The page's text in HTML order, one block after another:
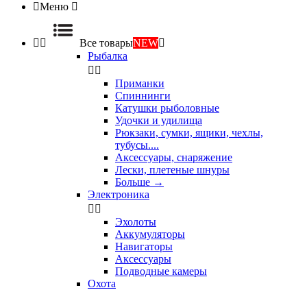
Меню 
  Все товарыNEW
Рыбалка
 
Приманки
Спиннинги
Катушки рыболовные
Удочки и удилища
Рюкзаки, сумки, ящики, чехлы,
тубусы....
Аксессуары, снаряжение
Лески, плетеные шнуры
Больше →
Электроника
 
Эхолоты
Аккумуляторы
Навигаторы
Аксессуары
Подводные камеры
Охота